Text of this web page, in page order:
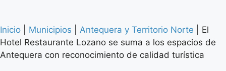
Inicio Municipios Antequera y Territorio Norte
El
Hotel Restaurante Lozano se suma a los espacios de
Antequera con reconocimiento de calidad turística